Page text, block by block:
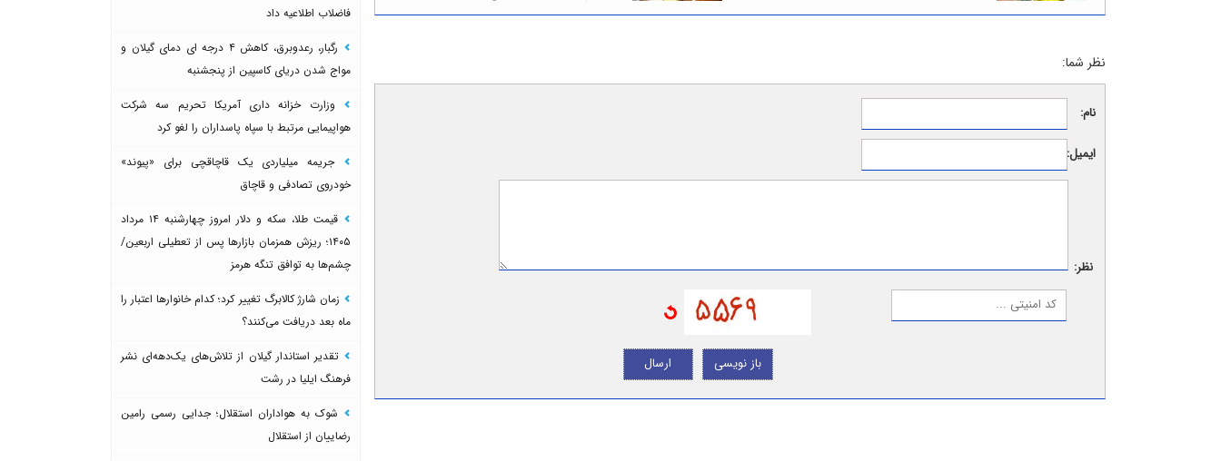
نظر شما:
نام:
ایمیل:
نظر:
ارسال باز نویسی
فاضلاب اطلاعیه داد
رگبار، رعدوبرق، کاهش ۴ درجه ای دمای گیلان و
مواج شدن دریای کاسپین از پنجشنبه
وزارت خزانه داری آمریکا تحریم سه شرکت
هواپیمایی مرتبط با سپاه پاسداران را لغو کرد
جریمه میلیاردی یک قاچاقچی برای «پیوند»
خودروی تصادفی و قاچاق
قیمت طلا، سکه و دلار امروز چهارشنبه ۱۴ مرداد
۱۴۰۵؛ ریزش همزمان بازارها پس از تعطیلی اربعین/
چشم‌ها به توافق تنگه هرمز
زمان شارژ کالابرگ تغییر کرد؛ کدام خانوارها اعتبار را
ماه بعد دریافت می‌کنند؟
تقدیر استاندار گیلان از تلاش‌های یک‌دهه‌ای نشر
فرهنگ ایلیا در رشت
شوک به هواداران استقلال؛ جدایی رسمی رامین
رضاییان از استقلال